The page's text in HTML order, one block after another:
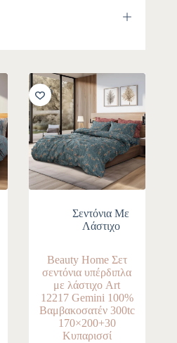
-10%
Σεντόνια Με
Λάστιχο
Beauty Home Σετ
σεντόνια υπέρδιπλα
με λάστιχο Art
12217 Gemini 100%
Βαμβακοσατέν 300tc
170×200+30
Κυπαρισσί